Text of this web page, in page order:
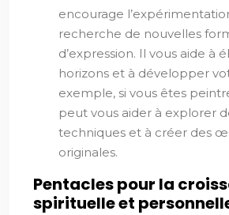
encourage
recherche de nouvelles
d’expression. Il vous aide à
horizons et à développer
exemple, si vous êtes
peut vous aider à explorer
techniques et à créer des
originales.
Pentacles pour la
spirituelle et